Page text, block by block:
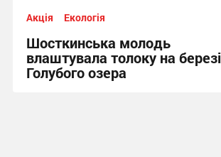
Акція Екологія
Шосткинська молодь
влаштувала толоку на березі
Голубого озера